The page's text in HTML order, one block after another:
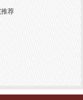
献自己的力
任感。
的诊疗流程简洁
，接着医生会进
关的实验室检
荐